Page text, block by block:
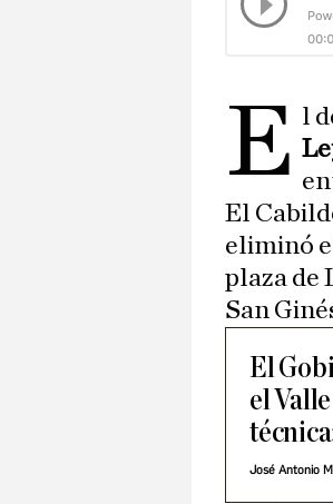
E l
El
eliminó
plaza de
San
El
el
José Antonio